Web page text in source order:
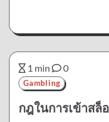
1 min 0
Gambling
กฎในการเข้าสล็